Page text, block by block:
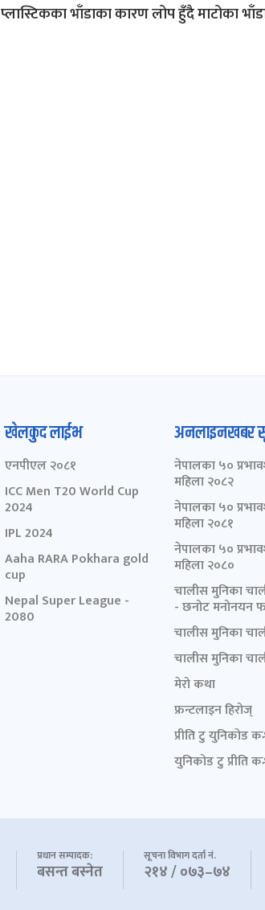
प्लास्टिकका भाँडाका कारण लोप हुँदै माटोका
खेलकुद लाईभ
एनपीएल २०८१
ICC Men T20 World Cup
2024
IPL 2024
Aaha RARA Pokhara gold
cup
Nepal Super League -
2080
अनलाइनखबर
नेपालका ५०
महिला २०८२
नेपालका ५०
महिला २०८१
नेपालका ५०
महिला २०८०
चालीस मुनिका
- छनोट मनोनयन
चालीस मुनिका
चालीस मुनिका
मेरो कथा
फ्रन्टलाइन हिरोज्
प्रीति टु युनिकोड
युनिकोड टु प्रीति
प्रधान सम्पादक:
बसन्त बस्नेत
सूचना विभाग दर्ता नं.
२१४ / ०७३–७४